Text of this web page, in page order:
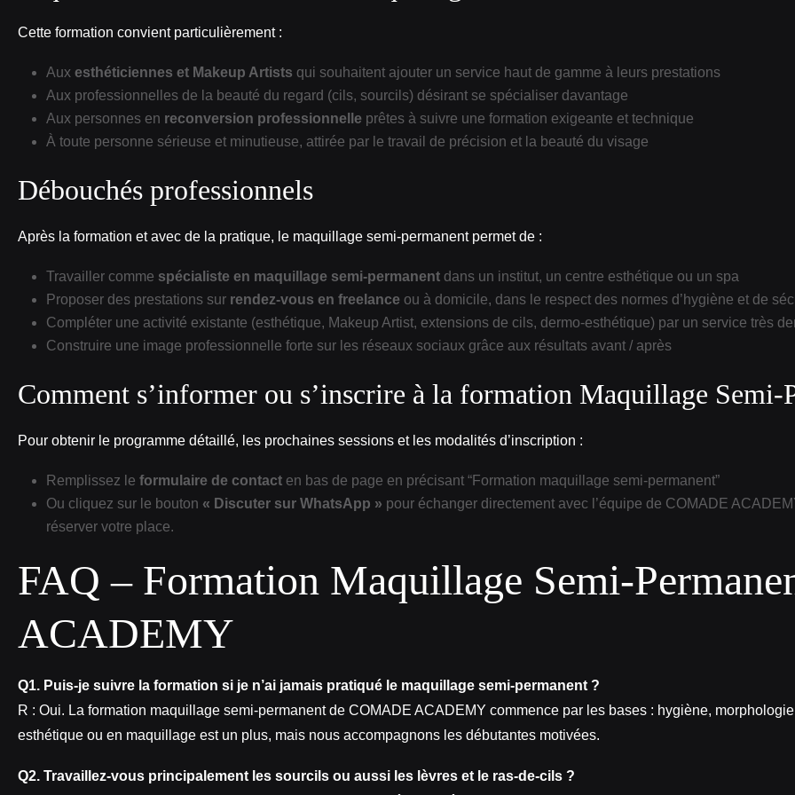
Cette formation convient particulièrement :
Aux esthéticiennes et Makeup Artists qui souhaitent ajouter un service haut de gamme à leurs prestations
Aux professionnelles de la beauté du regard (cils, sourcils) désirant se spécialiser davantage
Aux personnes en reconversion professionnelle prêtes à suivre une formation exigeante et technique
À toute personne sérieuse et minutieuse, attirée par le travail de précision et la beauté du visage
Débouchés professionnels
Après la formation et avec de la pratique, le maquillage semi‑permanent permet de :
Travailler comme spécialiste en maquillage semi‑permanent dans un institut, un centre esthétique ou un spa
Proposer des prestations sur rendez‑vous en freelance ou à domicile, dans le respect des normes d’hygiène et de
Compléter une activité existante (esthétique, Makeup Artist, extensions de cils, dermo‑esthétique) par un service très
Construire une image professionnelle forte sur les réseaux sociaux grâce aux résultats avant / après
Comment s’informer ou s’inscrire à la formation Maquillage
Pour obtenir le programme détaillé, les prochaines sessions et les modalités d’inscription :
Remplissez le formulaire de contact en bas de page en précisant “Formation maquillage semi‑permanent”
Ou cliquez sur le bouton « Discuter sur WhatsApp » pour échanger directement avec l’équipe de COMADE
réserver votre place.
FAQ – Formation Maquillage
ACADEMY
Q1. Puis‑je suivre la formation si je n’ai jamais pratiqué le maquillage semi‑permanent ?
R : Oui. La formation maquillage semi‑permanent de COMADE ACADEMY commence par les bases : hygiène,
esthétique ou en maquillage est un plus, mais nous accompagnons les débutantes motivées.
Q2. Travaillez‑vous principalement les sourcils ou aussi les lèvres et le ras‑de‑cils ?